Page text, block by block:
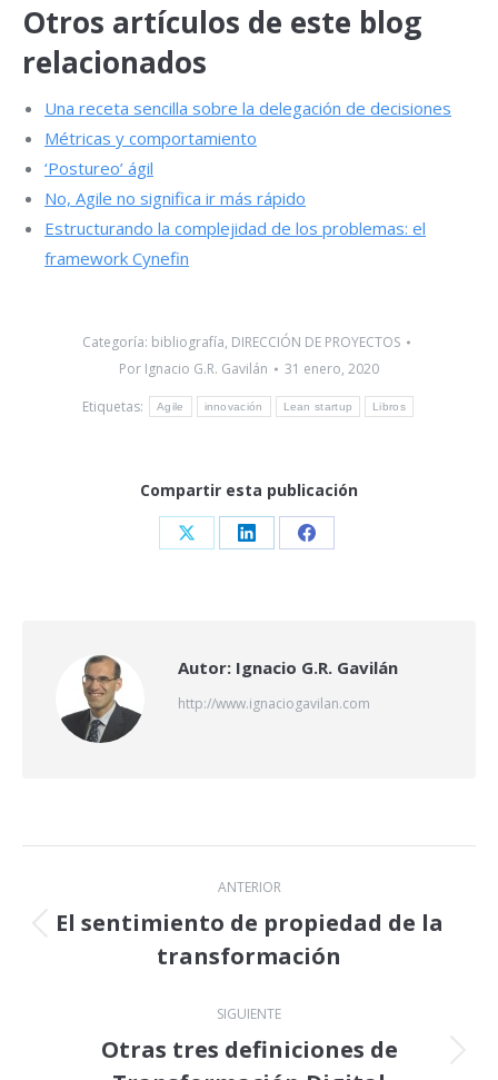
Otros artículos de este blog
relacionados
Una receta sencilla sobre la delegación de decisiones
Métricas y comportamiento
‘Postureo’ ágil
No, Agile no significa ir más rápido
Estructurando la complejidad de los problemas: el
framework Cynefin
Categoría: bibliografía, DIRECCIÓN DE PROYECTOS
Por Ignacio G.R. Gavilán
31 enero, 2020
Etiquetas:
Agile innovación Lean startup Libros
Compartir esta publicación
Share Share Share
Autor: Ignacio G.R. Gavilán
http://www.ignaciogavilan.com
Navegación
entre
publicaciones
ANTERIOR
Publicación
anterior:
El sentimiento de propiedad de la
transformación
SIGUIENTE
Publicación
Otras tres definiciones de